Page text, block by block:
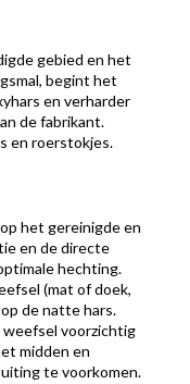
gebied en het
begint het
en verharder
de fabrikant.
en roerstokjes.
het gereinigde en
en de directe
hechting.
(mat of doek,
de natte hars.
voorzichtig
midden en
te voorkomen.